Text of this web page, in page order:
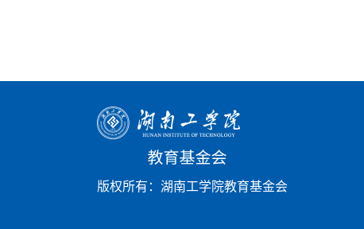
版权所有：湖南工学院教育基金会